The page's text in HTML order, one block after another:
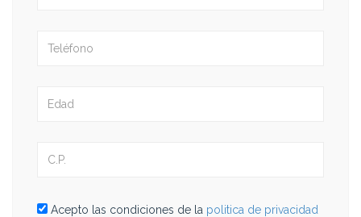
Acepto las condiciones de la politica de privacidad